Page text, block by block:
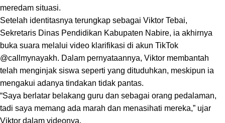
meredam situasi.
Setelah identitasnya terungkap sebagai Viktor Tebai,
Sekretaris Dinas Pendidikan Kabupaten Nabire, ia akhirnya
buka suara melalui video klarifikasi di akun TikTok
@callmynayakh. Dalam pernyataannya, Viktor membantah
telah menginjak siswa seperti yang dituduhkan, meskipun ia
mengakui adanya tindakan tidak pantas.
“Saya berlatar belakang guru dan sebagai orang pedalaman,
tadi saya memang ada marah dan menasihati mereka,” ujar
Viktor dalam videonya.